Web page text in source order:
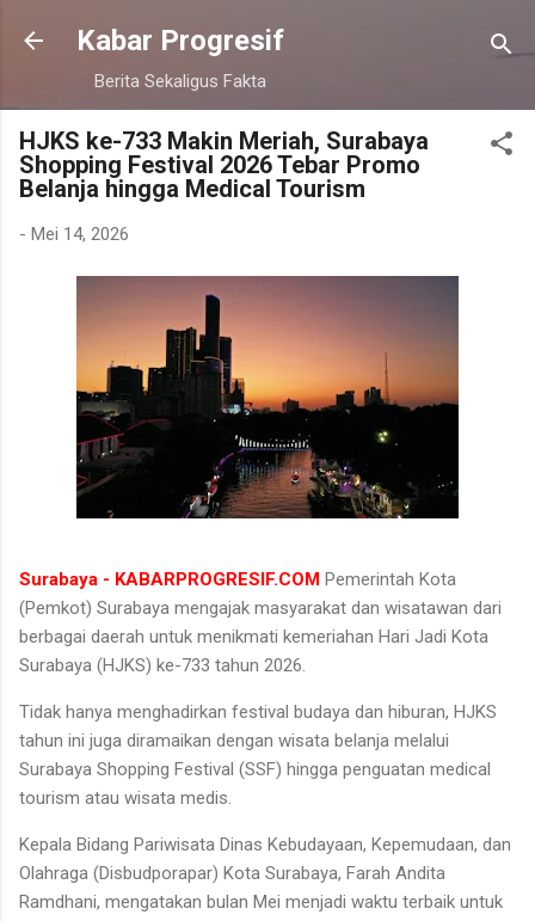
Langsung ke konten utama
Kabar Progresif
Berita Sekaligus Fakta
HJKS ke-733 Makin Meriah, Surabaya
Shopping Festival 2026 Tebar Promo
Belanja hingga Medical Tourism
- Mei 14, 2026
Surabaya - KABARPROGRESIF.COM Pemerintah Kota
(Pemkot) Surabaya mengajak masyarakat dan wisatawan dari
berbagai daerah untuk menikmati kemeriahan Hari Jadi Kota
Surabaya (HJKS) ke-733 tahun 2026.
Tidak hanya menghadirkan festival budaya dan hiburan, HJKS
tahun ini juga diramaikan dengan wisata belanja melalui
Surabaya Shopping Festival (SSF) hingga penguatan medical
tourism atau wisata medis.
Kepala Bidang Pariwisata Dinas Kebudayaan, Kepemudaan, dan
Olahraga (Disbudporapar) Kota Surabaya, Farah Andita
Ramdhani, mengatakan bulan Mei menjadi waktu terbaik untuk